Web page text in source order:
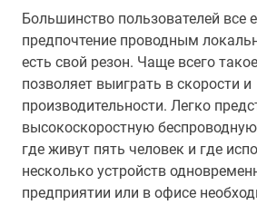
Большинство пользователей все
предпочтение проводным
есть свой резон. Чаще всего
позволяет выиграть в скорости и
производительности. Легко
высокоскоростную беспроводную
где живут пять человек и где
несколько устройств
предприятии или в офисе